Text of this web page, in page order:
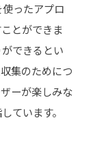
ったアプロ
とができま
できるとい
集のためにつ
ーが楽しみな
ています。